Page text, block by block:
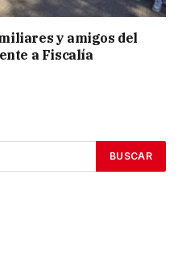
y amigos del
a Fiscalía